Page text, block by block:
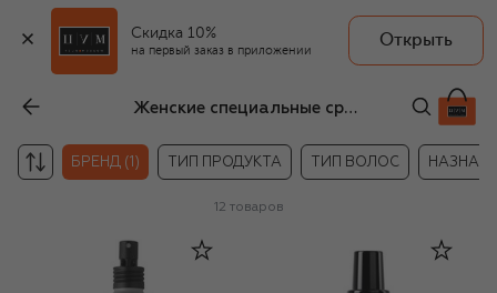
Скидка 10%
на первый заказ в приложении
Открыть
Женские специальные средства для волос Aldo Coppola
БРЕНД (1) ТИП ПРОДУКТА ТИП ВОЛОС
12 товаров